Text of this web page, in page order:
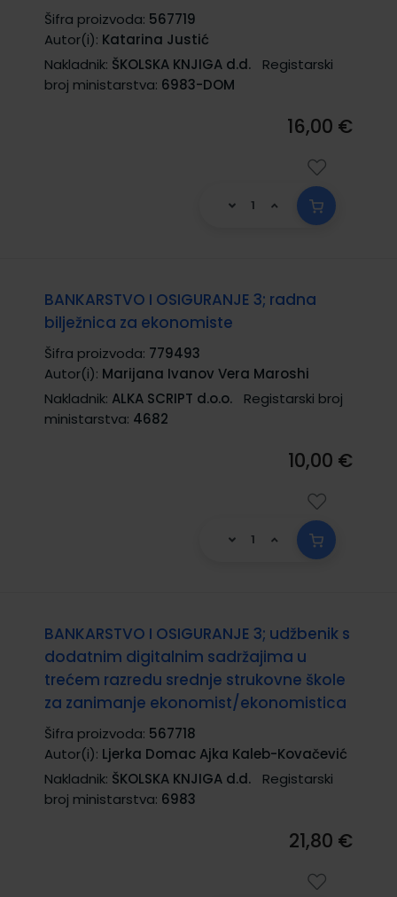
Šifra proizvoda: 567719
Autor(i): Katarina Justić
Nakladnik: ŠKOLSKA KNJIGA d.d.
Registarski
broj ministarstva: 6983-DOM
16,00 €
BANKARSTVO I OSIGURANJE 3; radna
bilježnica za ekonomiste
Šifra proizvoda: 779493
Autor(i): Marijana Ivanov Vera Maroshi
Nakladnik: ALKA SCRIPT d.o.o.
Registarski broj
ministarstva: 4682
10,00 €
BANKARSTVO I OSIGURANJE 3; udžbenik s
dodatnim digitalnim sadržajima u
trećem razredu srednje strukovne škole
za zanimanje ekonomist/ekonomistica
Šifra proizvoda: 567718
Autor(i): Ljerka Domac Ajka Kaleb-Kovačević
Nakladnik: ŠKOLSKA KNJIGA d.d.
Registarski
broj ministarstva: 6983
21,80 €